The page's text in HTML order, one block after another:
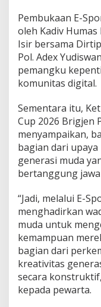
Pembukaan E-
oleh Kadiv
Isir bersama
Pol. Adex
pemangku
komunitas digital.
Sementara itu,
Cup 2026 Brigjen
menyampaikan,
bagian dari
generasi muda
bertanggung
“Jadi, melalui E-
menghadirkan
muda untuk
kemampuan
bagian dari
kreativitas
secara
kepada pewarta.